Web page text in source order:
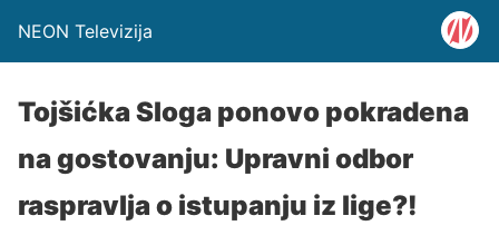
NEON Televizija
Tojšićka Sloga ponovo pokradena
na gostovanju: Upravni odbor
raspravlja o istupanju iz lige?!